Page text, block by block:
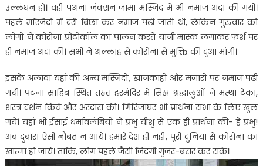
उल्लंघन हो। वहीं पअना जंक्शन जामा मस्जिद में भी नमाज अदा की गयी।
पहले मस्जिदों में दरी बिछा कर नमाज पढ़ी जाती थी, लेकिन गुरुवार को
लोगों ने कोरोना प्रोटोकॉल का पालन करते यानी मास्क लगाकर फर्श पर
ही नमाज अदा की। सभी ने अल्लाह से कोरोना से मुक्ति की दुआ मांगी।
इसके अलावा यहां की अन्य मस्जिदों, खानकाहों और मजारों पर नमाज पढ़ी
गयी। पटना साहिब स्थित तख्त हरमंदिर में सिख श्रद्धालुओं ने मत्था टेका,
शस्त्र दर्शन किये और अरदास की। गिरिजाघर भी प्रार्थना सभा के लिए खुल
गये। यहां भी ईसाई धर्मावलंबियों ने प्रभु यीशु से एक ही प्रार्थना की- हे प्रभु!
अब दुबारा ऐसी नौबत न आये। हमारे देश ही नहीं, पूरी दुनिया से कोरोना का
खात्मा हो जाये। ताकि, लोग पहले जैसी जिंदगी गुजर-बसर कर सकें।